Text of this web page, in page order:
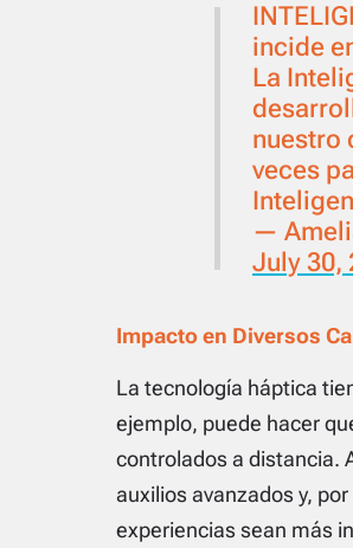
incide
La
nuestro
veces
—
July 30,
Impacto en Diversos
La tecnología háptica
ejemplo, puede hacer
controlados a distancia.
auxilios avanzados y,
experiencias sean más